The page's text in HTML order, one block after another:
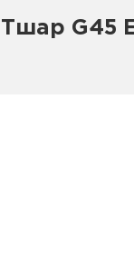
G45